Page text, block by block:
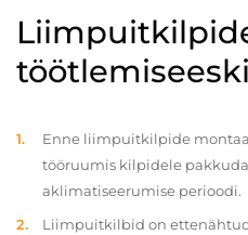
Enne liimpuitkilpide
tööruumis kilpidele
aklimatiseerumise perioodi.
Liimpuitkilbid on